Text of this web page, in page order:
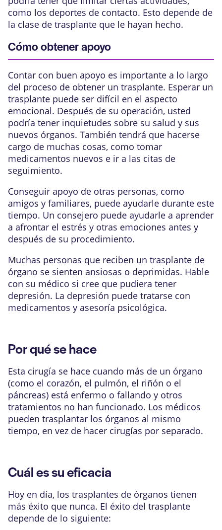
como los deportes de contacto. Esto depende de
la clase de trasplante que le hayan hecho.
Cómo obtener apoyo
Contar con buen apoyo es importante a lo largo
del proceso de obtener un trasplante. Esperar un
trasplante puede ser difícil en el aspecto
emocional. Después de su operación, usted
podría tener inquietudes sobre su salud y sus
nuevos órganos. También tendrá que hacerse
cargo de muchas cosas, como tomar
medicamentos nuevos e ir a las citas de
seguimiento.
Conseguir apoyo de otras personas, como
amigos y familiares, puede ayudarle durante este
tiempo. Un consejero puede ayudarle a aprender
a afrontar el estrés y otras emociones antes y
después de su procedimiento.
Muchas personas que reciben un trasplante de
órgano se sienten ansiosas o deprimidas. Hable
con su médico si cree que pudiera tener
depresión. La depresión puede tratarse con
medicamentos y asesoría psicológica.
Por qué se hace
Esta cirugía se hace cuando más de un órgano
(como el corazón, el pulmón, el riñón o el
páncreas) está enfermo o fallando y otros
tratamientos no han funcionado. Los médicos
pueden trasplantar los órganos al mismo
tiempo, en vez de hacer cirugías por separado.
Cuál es su eficacia
Hoy en día, los trasplantes de órganos tienen
más éxito que nunca. El éxito del trasplante
depende de lo siguiente: